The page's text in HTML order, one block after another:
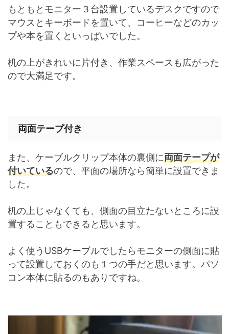
もともとモニター３台設置しているデスクですので
マウスとキーボードを置いて、コーヒーなどのカッ
プや本を置くといっぱいでした。
机の上がきれいに片付き、作業スペースも広がった
ので大満足です。
両面テープ付き
また、ケーブルクリップ本体の裏側に両面テープが
付いているので、平面の場所なら簡単に設置できま
した。
机の上じゃなくても、側面の目立たないところに設
置することもできると思います。
よく使うUSBケーブルでしたらモニターの側面に貼
って設置しておくのも１つの手だと思います。パソ
コン本体に貼るのもありですね。